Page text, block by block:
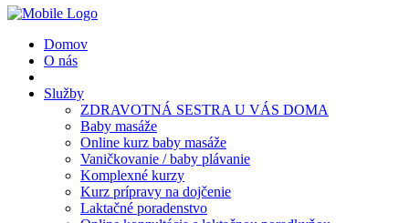
Domov
O nás
Služby
ZDRAVOTNÁ SESTRA U VÁS DOMA
Baby masáže
Online kurz baby masáže
Vaničkovanie / baby plávanie
Komplexné kurzy
Kurz prípravy na dojčenie
Laktačné poradenstvo